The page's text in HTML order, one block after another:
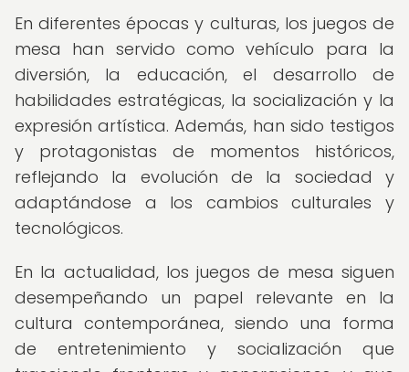
En diferentes épocas y culturas, los juegos de
mesa han servido como vehículo para la
diversión, la educación, el desarrollo de
habilidades estratégicas, la socialización y la
expresión artística. Además, han sido testigos
y protagonistas de momentos históricos,
reflejando la evolución de la sociedad y
adaptándose a los cambios culturales y
tecnológicos.
En la actualidad, los juegos de mesa siguen
desempeñando un papel relevante en la
cultura contemporánea, siendo una forma
de entretenimiento y socialización que